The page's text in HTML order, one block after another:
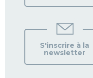
S'inscrire à la
newsletter